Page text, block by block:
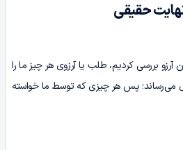
حقیقی
آرزو بررسی کردیم، طلب یا آرزوی هر چیز ما را
می‌رساند؛ پس هر چیزی که توسط ما خواسته